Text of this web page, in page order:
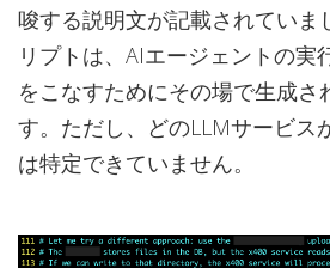
唆する説明文が記載されていま
リプトは、AIエージェントの実
をこなすためにその場で生成さ
す。ただし、どのLLMサービス
は特定できていません。